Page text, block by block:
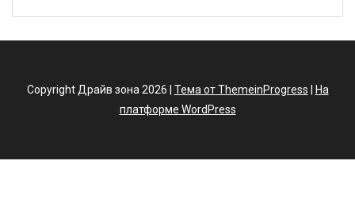
Copyright Драйв зона 2026 | Тема от ThemeinProgress
На
платформе WordPress